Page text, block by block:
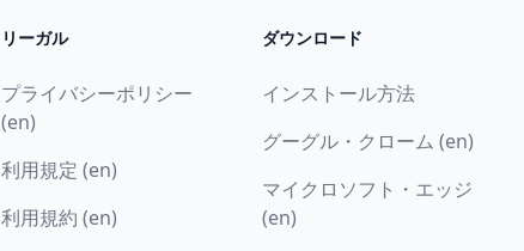
リーガル
プライバシーポリシー
(en)
利用規定 (en)
利用規約 (en)
ダウンロード
インストール方法
グーグル・クローム (en)
マイクロソフト・エッジ
(en)